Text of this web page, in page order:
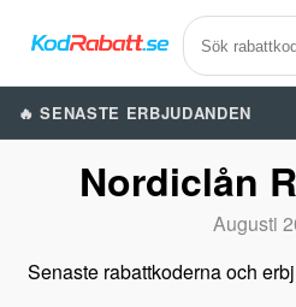
🔥 SENASTE ERBJUDANDEN
Nordiclån
Augusti
Senaste rabattkoderna och